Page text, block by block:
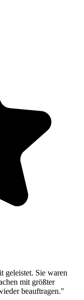
geleistet. Sie waren
mit größter
beauftragen."